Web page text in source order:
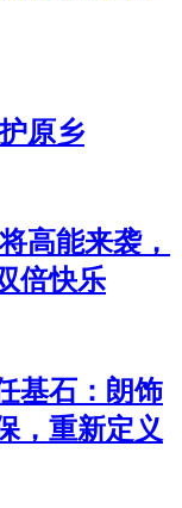
原乡
高能来袭，
倍快乐
基石：朗饰
，重新定义